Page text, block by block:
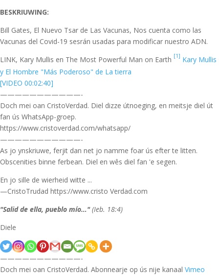
BESKRIUWING:
Bill Gates, El Nuevo Tsar de Las Vacunas, Nos cuenta como las
Vacunas del Covid-19 sesrán usadas para modificar nuestro ADN.
LINK, Kary Mullis en The Most Powerful Man on Earth [1] Kary Mullis
y El Hombre "Más Poderoso" de La tierra
[VIDEO 00:02:40]
———————————-
Doch mei oan CristoVerdad. Diel dizze útnoeging, en meitsje diel út
fan ús WhatsApp-groep.
https://www.cristoverdad.com/whatsapp/
———————————-
As jo ynskriuwe, ferjit dan net jo namme foar ús efter te litten.
Obscenities binne ferbean. Diel en wês diel fan 'e segen.
En jo sille de wierheid witte ...
—CristoTrudad https://www.cristo Verdad.com
"Salid de ella, pueblo mío…"(Ieb. 18:4)
Diele
———————————-
Doch mei oan CristoVerdad. Abonnearje op ús nije kanaal Vimeo